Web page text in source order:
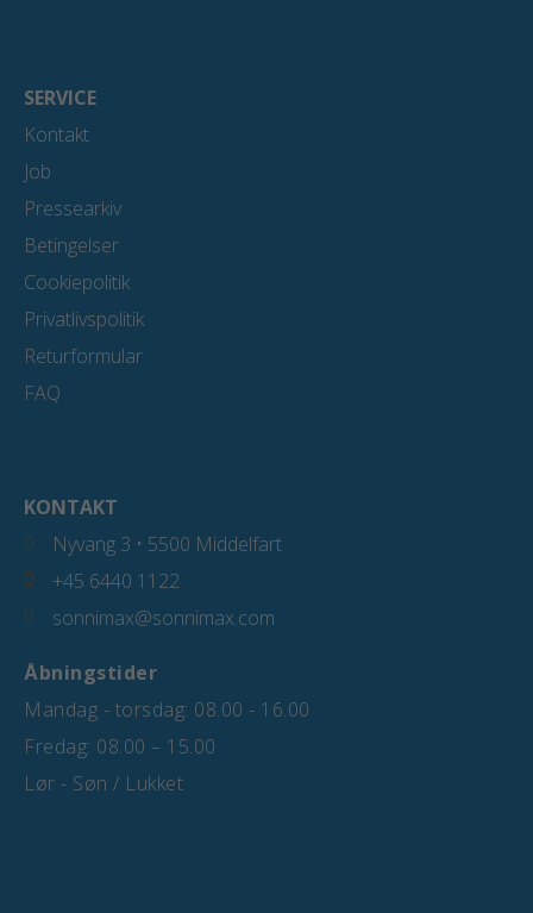
SERVICE
Kontakt
Job
Pressearkiv
Betingelser
Cookiepolitik
Privatlivspolitik
Returformular
FAQ
KONTAKT
Nyvang 3 • 5500 Middelfart
+45 6440 1122
sonnimax@sonnimax.com
Åbningstider
Mandag - torsdag: 08.00 - 16.00
Fredag: 08.00 – 15.00
Lør - Søn / Lukket